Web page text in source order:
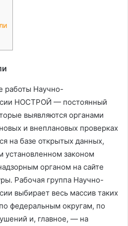
работы Научно-
НОСТРОЙ — постоянный
выявляются органами
и внеплановых проверках
на базе открытых данных,
установленном законом
органом на сайте
Рабочая группа Научно-
выбирает весь массив таких
федеральным округам, по
и, главное, — на